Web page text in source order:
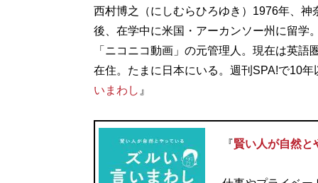
西村博之（にしむらひろゆき）1976年、
後、在学中に米国・アーカンソー州に留学
「ニコニコ動画」の元管理人。現在は英
在住。たまに日本にいる。週刊SPA!で10
いまわし 』
『賢い人が自然